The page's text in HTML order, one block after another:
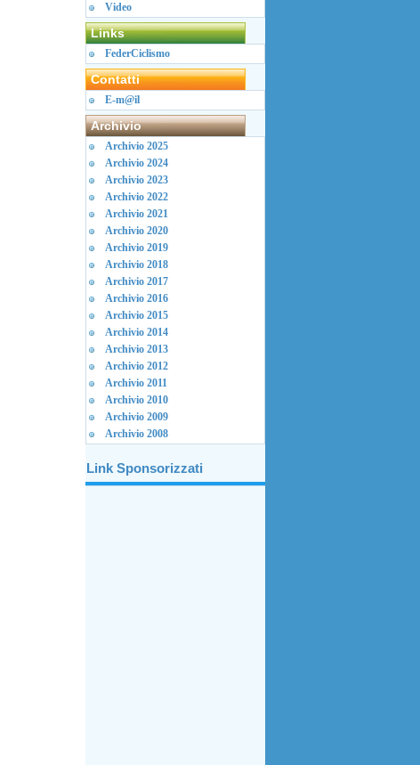
Video
Links
FederCiclismo
Contatti
E-m@il
Archivio
Archivio 2025
Archivio 2024
Archivio 2023
Archivio 2022
Archivio 2021
Archivio 2020
Archivio 2019
Archivio 2018
Archivio 2017
Archivio 2016
Archivio 2015
Archivio 2014
Archivio 2013
Archivio 2012
Archivio 2011
Archivio 2010
Archivio 2009
Archivio 2008
Link Sponsorizzati